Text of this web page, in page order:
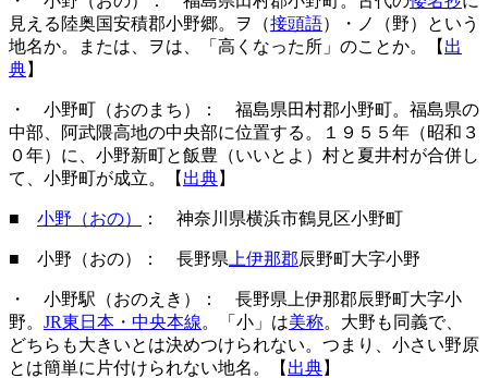
見える陸奥国安積郡小野郷。ヲ（接頭語）・ノ（野）という
地名か。または、ヲは、「高くなった所」のことか。【 出
典】
・ 小野町（おのまち）： 福島県田村郡小野町。福島県の
中部、阿武隈高地の中央部に位置する。１９５５年（昭和３
０年）に、小野新町と飯豊（いいとよ）村と夏井村が合併し
て、小野町が成立。【 出典】
■ 小野（おの） ： 神奈川県横浜市鶴見区小野町
■ 小野（おの）： 長野県 上伊那郡辰野町大字小野
・ 小野駅（おのえき）： 長野県上伊那郡辰野町大字小
野。 JR東日本・中央本線。「小」は美称。大野も同義で、
どちらも大きいとは決めつけられない。つまり、小さい野原
とは簡単に片付けられない地名。【 出典】